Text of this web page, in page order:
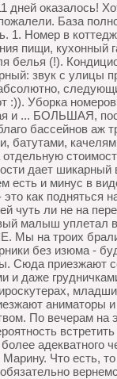
дней оказалось!
База
1. Номер в
пищи, кухонный
белья (!).
звук с улицы
:)). Уборка
и ... БОЛЬШАЯ,
бассейнов аж
батутами,
отдельную
дает шикарный
есть и минус в
это как подняться
чуть ли не на
малыш уплетал
на троих брали
без изюма -
Сюда приезжают
и даже
аниматоры
По вечерам
более адекватного
Марину. Что есть,